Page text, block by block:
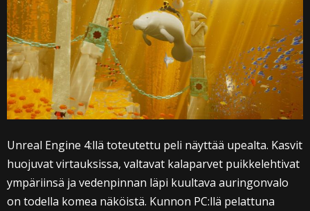
Unreal Engine 4:llä toteutettu peli näyttää upealta. Kasvit
huojuvat virtauksissa, valtavat kalaparvet puikkelehtivat
ympäriinsä ja vedenpinnan läpi kuultava auringonvalo
on todella komea näköistä. Kunnon PC:llä pelattuna